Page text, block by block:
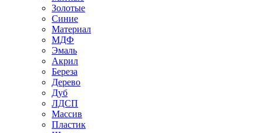
Золотые
Синие
Материал
МДФ
Эмаль
Акрил
Береза
Дерево
Дуб
ЛДСП
Массив
Пластик